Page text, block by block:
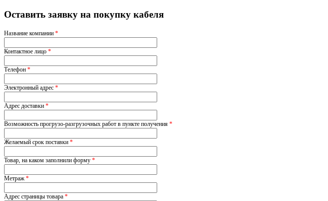
Оставить заявку на покупку кабеля
Название компании *
Контактное лицо *
Телефон *
Электронный адрес *
Адрес доставки *
Возможность прогрузо-разгрузочных работ в пункте получения *
Желаемый срок поставки *
Товар, на каком заполнили форму *
Метраж*
Адрес страницы товара *